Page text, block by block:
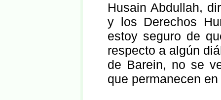
Husain Abdullah,
y los Derechos
estoy seguro de
respecto a algún
de Barein, no se
que permanecen